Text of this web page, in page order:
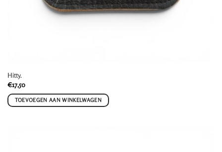
Hitty.
€17,50
TOEVOEGEN AAN WINKELWAGEN